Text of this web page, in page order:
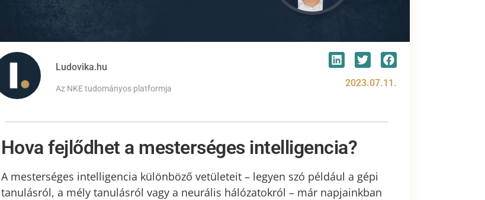
Ludovika.hu
Az NKE tudományos platformja 2023.07.11.
Hova fejlődhet a mesterséges intelligencia?
A mesterséges intelligencia különböző vetületeit – legyen szó például a gépi
tanulásról, a mély tanulásról vagy a neurális hálózatokról – már napjainkban